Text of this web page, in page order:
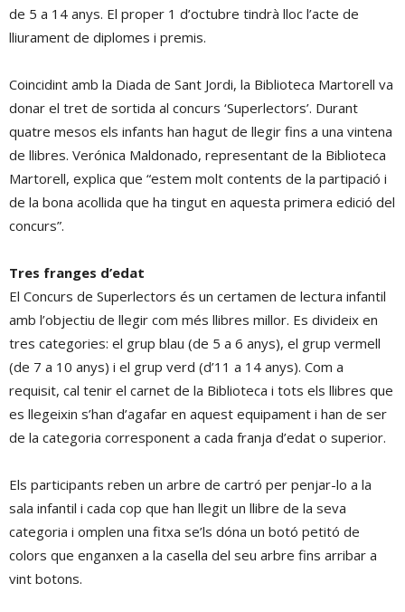
de 5 a 14 anys. El proper 1 d’octubre tindrà lloc l’acte de
lliurament de diplomes i premis.
Coincidint amb la Diada de Sant Jordi, la Biblioteca Martorell va
donar el tret de sortida al concurs ‘Superlectors’. Durant
quatre mesos els infants han hagut de llegir fins a una vintena
de llibres. Verónica Maldonado, representant de la Biblioteca
Martorell, explica que “estem molt contents de la partipació i
de la bona acollida que ha tingut en aquesta primera edició del
concurs”.
Tres franges d’edat
El Concurs de Superlectors és un certamen de lectura infantil
amb l’objectiu de llegir com més llibres millor. Es divideix en
tres categories: el grup blau (de 5 a 6 anys), el grup vermell
(de 7 a 10 anys) i el grup verd (d’11 a 14 anys). Com a
requisit, cal tenir el carnet de la Biblioteca i tots els llibres que
es llegeixin s’han d’agafar en aquest equipament i han de ser
de la categoria corresponent a cada franja d’edat o superior.
Els participants reben un arbre de cartró per penjar-lo a la
sala infantil i cada cop que han llegit un llibre de la seva
categoria i omplen una fitxa se’ls dóna un botó petitó de
colors que enganxen a la casella del seu arbre fins arribar a
vint botons.